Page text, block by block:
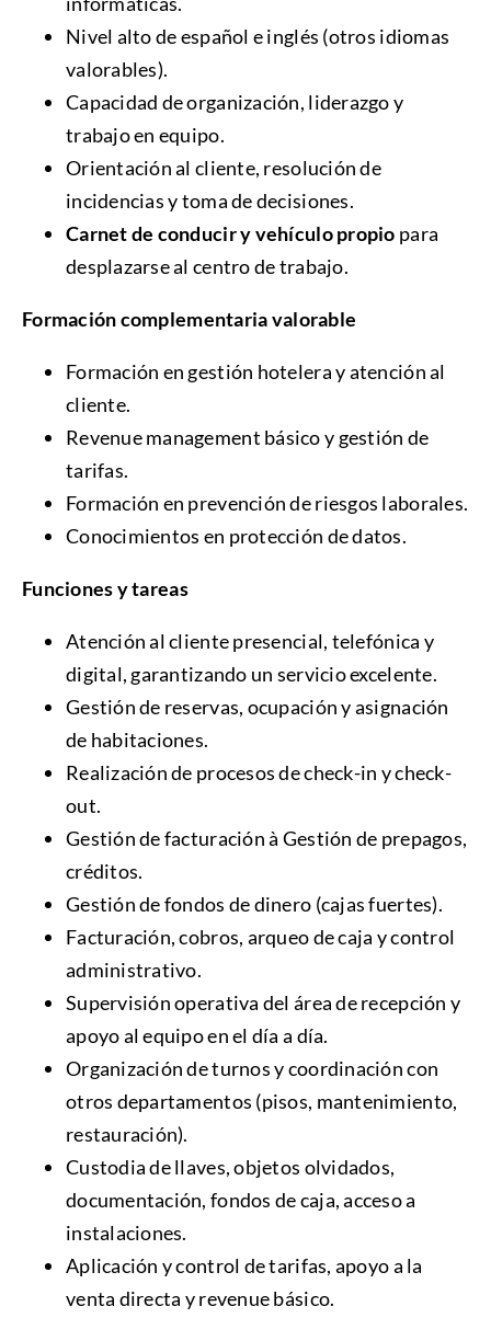
Nivel alto de español e inglés (otros idiomas
valorables).
Capacidad de organización, liderazgo y
trabajo en equipo.
Orientación al cliente, resolución de
incidencias y toma de decisiones.
Carnet de conducir y vehículo propio para
desplazarse al centro de trabajo.
Formación complementaria valorable
Formación en gestión hotelera y atención al
cliente.
Revenue management básico y gestión de
tarifas.
Formación en prevención de riesgos laborales.
Conocimientos en protección de datos.
Funciones y tareas
Atención al cliente presencial, telefónica y
digital, garantizando un servicio excelente.
Gestión de reservas, ocupación y asignación
de habitaciones.
Realización de procesos de check-in y check-
out.
Gestión de facturación à Gestión de prepagos,
créditos.
Gestión de fondos de dinero (cajas fuertes).
Facturación, cobros, arqueo de caja y control
administrativo.
Supervisión operativa del área de recepción y
apoyo al equipo en el día a día.
Organización de turnos y coordinación con
otros departamentos (pisos, mantenimiento,
restauración).
Custodia de llaves, objetos olvidados,
documentación, fondos de caja, acceso a
instalaciones.
Aplicación y control de tarifas, apoyo a la
venta directa y revenue básico.